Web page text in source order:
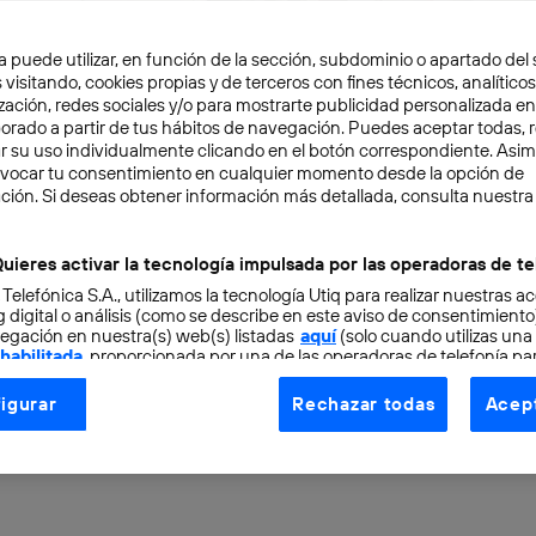
7 min
para coches
¿está
puede utilizar, en función de la sección, subdominio o apartado del
visitando, cookies propias y de terceros con fines técnicos,
redes sociales y/o para mostrarte publicidad personalizada
a partir de tus hábitos de navegación. Puedes aceptar todas,
su uso individualmente clicando en el botón correspondiente.
tu consentimiento en cualquier momento desde la opción de
Si deseas obtener información más detallada, consulta nuestra
activar la tecnología impulsada por las operadoras de
S.A., utilizamos la tecnología Utiq para realizar nuestras
digital o análisis (como se describe en este aviso de
en nuestra(s) web(s) listadas aquí(solo cuando utilizas una
, proporcionada por una de las operadoras de telefonía
consentimiento en cada página web).
Utiq está diseñada con la privacidad como prioridad
dirección IP y otra información de la cuenta de cliente de
Rechazar todas